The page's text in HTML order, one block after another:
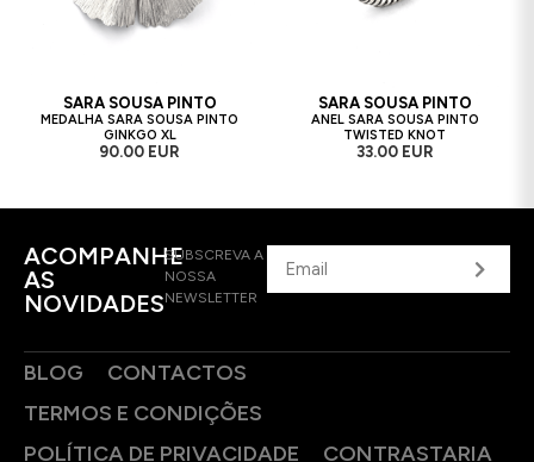
SARA SOUSA PINTO
MEDALHA SARA SOUSA PINTO
GINKGO XL
90.00 EUR
SARA SOUSA PINTO
ANEL SARA SOUSA PINTO
TWISTED KNOT
33.00 EUR
ACOMPANHE
AS
NOVIDADES
SUBSCREVA A
NOSSA
NEWSLETTER
BLOG
CONTACTOS
TERMOS E CONDIÇÕES
POLÍTICA DE PRIVACIDADE
CONTRASTARIA